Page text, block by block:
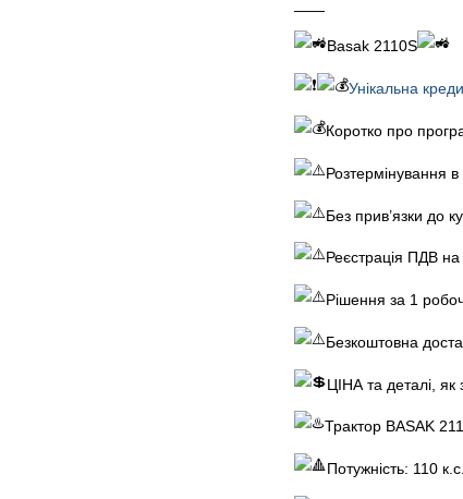
——
Basak 2110S
Унікальна
Коротко про
Розтермінування
Без прив’язки до
Реєстрація ПДВ на
Рішення за 1
Безкоштовна
ЦІНА та деталі,
Трактор BASAK
Потужність: 110 к.с.